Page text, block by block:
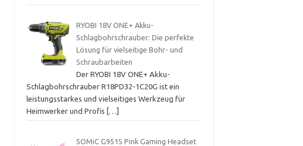
RYOBI 18V ONE+ Akku-
Schlagbohrschrauber: Die perfekte
Lösung für vielseitige Bohr- und
Schraubarbeiten
Der RYOBI 18V ONE+ Akku-
Schlagbohrschrauber R18PD32-1C20G ist ein
leistungsstarkes und vielseitiges Werkzeug für
Heimwerker und Profis
[…]
SOMiC G951S Pink Gaming Headset